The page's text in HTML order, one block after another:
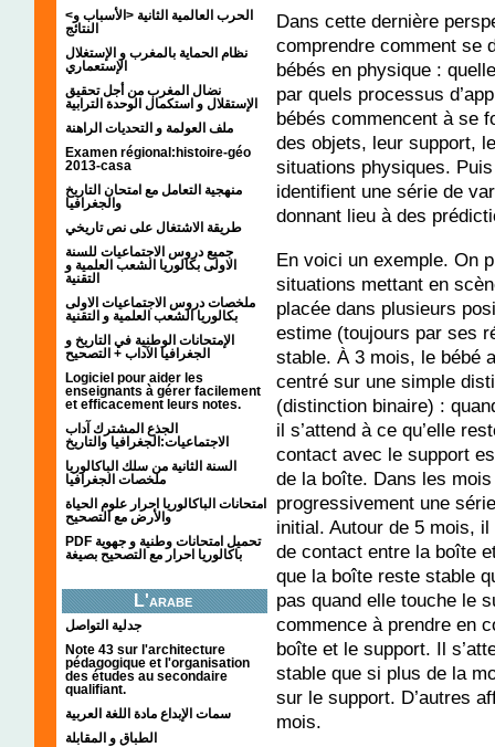
<الحرب العالمية الثانية <الأسباب و
النتائج
نظام الحماية بالمغرب و الإستغلال
الإستعماري
نضال المغرب من أجل تحقيق
الإستقلال و استكمال الوحدة الترابية
ملف العولمة و التحديات الراهنة
Examen régional:histoire-géo
2013-casa
منهجية التعامل مع امتحان التاريخ
والجغرافيا
طريقة الاشتغال على نص تاريخي
جميع دروس الاجتماعيات للسنة
الاولى بكالوريا الشعب العلمية و
التقنية
ملخصات دروس الاجتماعيات الاولى
بكالوريا الشعب العلمية و التقنية
الإمتحانات الوطنية في التاريخ و
الجغرافيا الآداب + التصحيح
Logiciel pour aider les
enseignants à gérer facilement
et efficacement leurs notes.
الجذع المشترك آداب
الاجتماعيات:الجغرافيا والتاريخ
السنة الثانية من سلك الباكالوريا
ملخصات الجغرافيا
امتحانات الباكالوريا احرار علوم الحياة
والأرض مع التصحيح
PDF تحميل امتحانات وطنية و جهوية
باكالوريا احرار مع التصحيح بصيغة
L'arabe
جدلية التواصل
Note 43 sur l'architecture
pédagogique et l'organisation
des études au secondaire
qualifiant.
سمات الإبداع مادة اللغة العربية
الطباق و المقابلة
Dans cette dernière
comprendre comment se
bébés en physique :
par quels processus
bébés commencent à se
des objets, leur support,
situations physiques.
identifient une série de
donnant lieu à des
En voici un exemple. On
situations mettant en
placée dans plusieurs
estime (toujours par ses
stable. À 3 mois, le bébé
centré sur une simple
(distinction binaire) :
il s’attend à ce qu’elle
contact avec le support
de la boîte. Dans les
progressivement une
initial. Autour de 5 mois,
de contact entre la boîte
que la boîte reste stable
pas quand elle touche le
commence à prendre en
boîte et le support. Il
stable que si plus de la
sur le support. D’autres
mois.